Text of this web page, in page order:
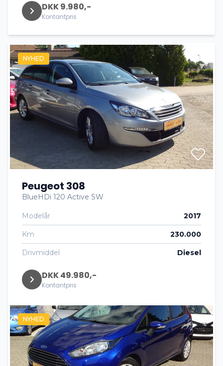
DKK 9.980,-
Kontantpris
NYHED
Peugeot 308
BlueHDi 120 Active SW
Modelår 2017
Km 230.000
Drivmiddel Diesel
DKK 49.980,-
Kontantpris
NYHED